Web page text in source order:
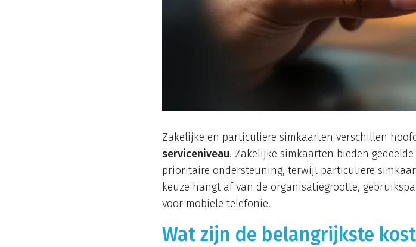
Zakelijke en particuliere simkaarten verschillen
serviceniveau. Zakelijke simkaarten bieden
prioritaire ondersteuning, terwijl particuliere
keuze hangt af van de organisatiegrootte,
voor mobiele telefonie.
Wat zijn de belangrijkste